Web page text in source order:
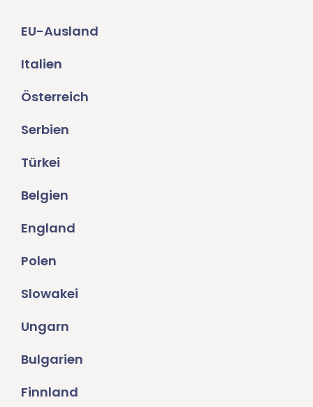
EU-Ausland
Italien
Österreich
Serbien
Türkei
Belgien
England
Polen
Slowakei
Ungarn
Bulgarien
Finnland